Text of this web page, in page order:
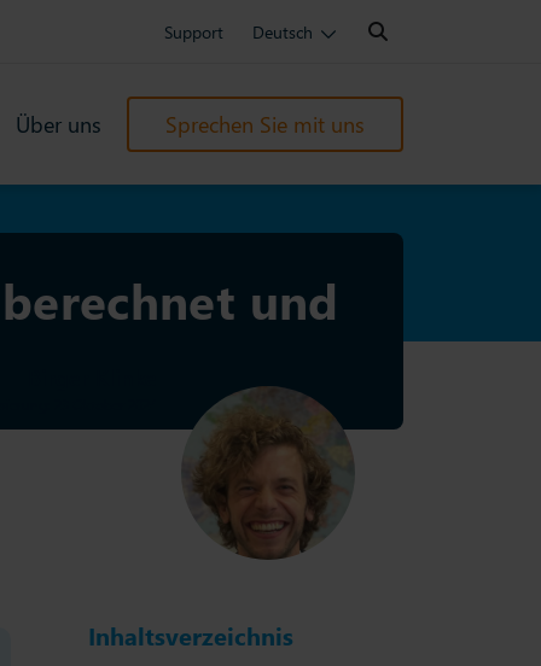
Support Deutsch
Search:
Über uns Sprechen Sie mit uns
und
Inhaltsverzeichnis